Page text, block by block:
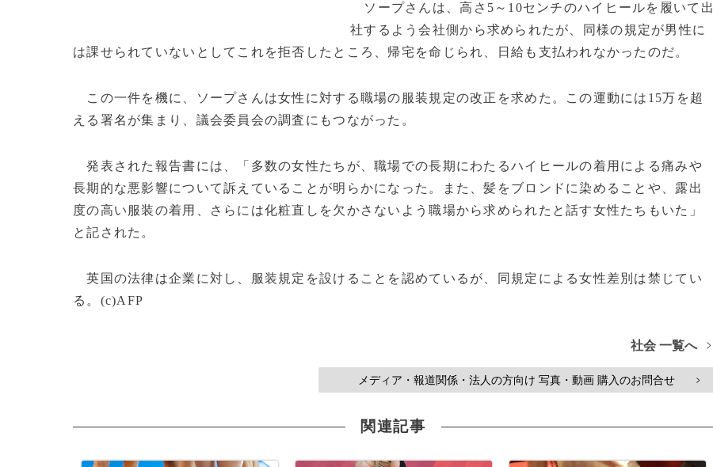
ソープさんは、高さ5～10センチのハイヒールを履いて出
社するよう会社側から求められたが、同様の規定が男性に
は課せられていないとしてこれを拒否したところ、帰宅を命じられ、日給も支払われなかったのだ。
この一件を機に、ソープさんは女性に対する職場の服装規定の改正を求めた。この運動には15万を超
える署名が集まり、議会委員会の調査にもつながった。
発表された報告書には、「多数の女性たちが、職場での長期にわたるハイヒールの着用による痛みや
長期的な悪影響について訴えていることが明らかになった。また、髪をブロンドに染めることや、露出
度の高い服装の着用、さらには化粧直しを欠かさないよう職場から求められたと話す女性たちもいた」
と記された。
英国の法律は企業に対し、服装規定を設けることを認めているが、同規定による女性差別は禁じてい
る。(c)AFP
社会 一覧へ >
メディア・報道関係・法人の方向け 写真・動画 購入のお問合せ >
関連記事